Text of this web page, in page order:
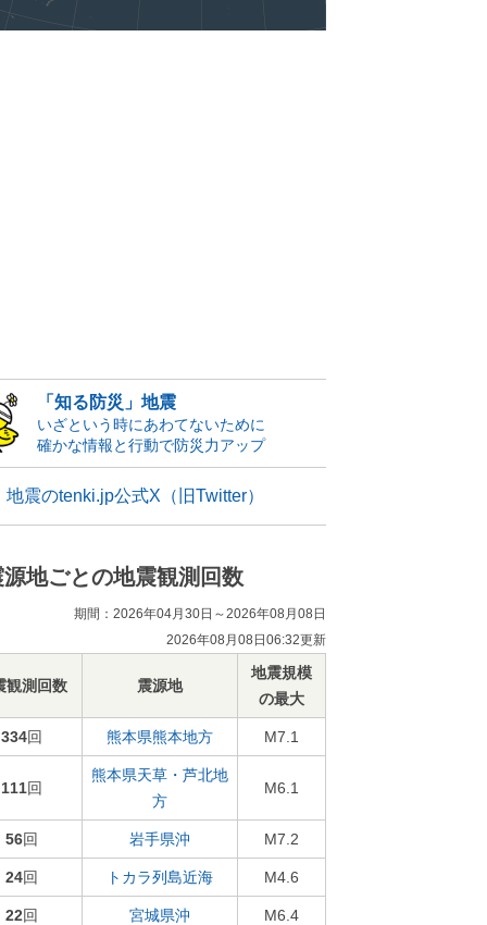
「知る防災」地震
いざという時にあわてないために
確かな情報と行動で防災力アップ
地震のtenki.jp公式X（旧Twitter）
源地ごとの地震観測回数
期間：2026年04月30日～2026年08月08日
2026年08月08日06:32更新
観測回数 震源地
地震規模
の最大
334回 熊本県熊本地方 M7.1
111回
熊本県天草・芦北地
方
M6.1
56回 岩手県沖 M7.2
24回 トカラ列島近海 M4.6
22回 宮城県沖 M6.4